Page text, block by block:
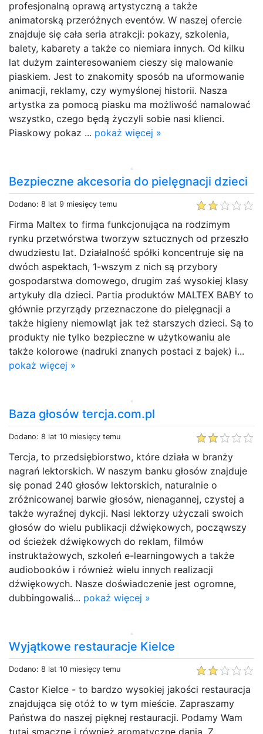
profesjonalną oprawą artystyczną a także
animatorską przeróżnych eventów. W naszej ofercie
znajduje się cała seria atrakcji: pokazy, szkolenia,
balety, kabarety a także co niemiara innych. Od kilku
lat dużym zainteresowaniem cieszy się malowanie
piaskiem. Jest to znakomity sposób na uformowanie
animacji, reklamy, czy wymyślonej historii. Nasza
artystka za pomocą piasku ma możliwość namalować
wszystko, czego będą życzyli sobie nasi klienci.
Piaskowy pokaz ... pokaż więcej »
Bezpieczne akcesoria do pielęgnacji dzieci
Dodano: 8 lat 9 miesięcy temu
Firma Maltex to firma funkcjonująca na rodzimym
rynku przetwórstwa tworzyw sztucznych od przeszło
dwudziestu lat. Działalność spółki koncentruje się na
dwóch aspektach, 1-wszym z nich są przybory
gospodarstwa domowego, drugim zaś wysokiej klasy
artykuły dla dzieci. Partia produktów MALTEX BABY to
głównie przyrządy przeznaczone do pielęgnacji a
także higieny niemowląt jak też starszych dzieci. Są to
produkty nie tylko bezpieczne w użytkowaniu ale
także kolorowe (nadruki znanych postaci z bajek) i...
pokaż więcej »
Baza głosów tercja.com.pl
Dodano: 8 lat 10 miesięcy temu
Tercja, to przedsiębiorstwo, które działa w branży
nagrań lektorskich. W naszym banku głosów znajduje
się ponad 240 głosów lektorskich, naturalnie o
zróżnicowanej barwie głosów, nienagannej, czystej a
także wyraźnej dykcji. Nasi lektorzy użyczali swoich
głosów do wielu publikacji dźwiękowych, począwszy
od ścieżek dźwiękowych do reklam, filmów
instruktażowych, szkoleń e-learningowych a także
audiobooków i również wielu innych realizacji
dźwiękowych. Nasze doświadczenie jest ogromne,
dubbingowaliś... pokaż więcej »
Wyjątkowe restauracje Kielce
Dodano: 8 lat 10 miesięcy temu
Castor Kielce - to bardzo wysokiej jakości restauracja
znajdująca się otóż to w tym mieście. Zapraszamy
Państwa do naszej pięknej restauracji. Podamy Wam
tutaj smaczne i również aromatyczne dania. Z